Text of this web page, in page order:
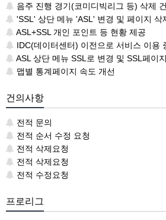
음주 진행 경기(코미디빅리그 등) 삭제 건
'SSL' 상단 메뉴 'ASL' 변경 및 페이지 삭
ASL+SSL 개인 포인트 등 현황 제공
IDC(데이터센터) 이전으로 서비스 이용
ASL 상단 메뉴 SSL로 변경 및 SSL페이
맵별 통계페이지 속도 개선
건의사항
전적 문의
전적 순서 수정 요청
전적 삭제요청
전적 삭제요청
전적 수정요청
프로리그